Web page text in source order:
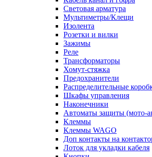
Световая арматура
Мультиметры/Клещи
Изолента
Розетки и вилки
Зажимы
Реле
Трансформаторы
Хомут-стяжка
Предохранители
Распределительные
Шкафы управления
Наконечники
Автоматы защиты (мото-
Клеммы
Клеммы WAGO
Доп контакты на
Лоток для укладки кабеля